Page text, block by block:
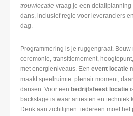
trouwlocatie vraag je een detailplanning
dans, inclusief regie voor leveranciers
dag.
Programmering is je ruggengraat.
ceremonie, transitiemoment,
met energieniveaus. Een event locatie
maakt speelruimte: plenair moment,
dansen. Voor een bedrijfsfeest locatie
backstage is waar artiesten en techniek
Denk aan zichtlijnen: iedereen moet